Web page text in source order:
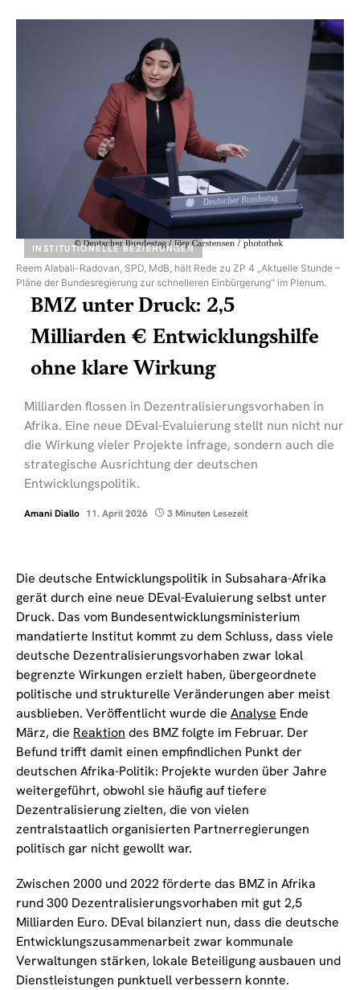
Reem Alabali-Radovan, SPD, MdB, hält Rede zu ZP 4 „Aktuelle Stunde –
Pläne der Bundesregierung zur schnelleren Einbürgerung“ im Plenum.
INSTITUTIONELLE BEZIEHUNGEN
BMZ unter Druck: 2,5
Milliarden € Entwicklungshilfe
ohne klare Wirkung
Milliarden flossen in Dezentralisierungsvorhaben in
Afrika. Eine neue DEval-Evaluierung stellt nun nicht nur
die Wirkung vieler Projekte infrage, sondern auch die
strategische Ausrichtung der deutschen
Entwicklungspolitik.
Amani Diallo 11. April 2026 3 Minuten Lesezeit
Die deutsche Entwicklungspolitik in Subsahara-Afrika
gerät durch eine neue DEval-Evaluierung selbst unter
Druck. Das vom Bundesentwicklungsministerium
mandatierte Institut kommt zu dem Schluss, dass viele
deutsche Dezentralisierungsvorhaben zwar lokal
begrenzte Wirkungen erzielt haben, übergeordnete
politische und strukturelle Veränderungen aber meist
ausblieben. Veröffentlicht wurde die Analyse Ende
März, die Reaktion des BMZ folgte im Februar. Der
Befund trifft damit einen empfindlichen Punkt der
deutschen Afrika-Politik: Projekte wurden über Jahre
weitergeführt, obwohl sie häufig auf tiefere
Dezentralisierung zielten, die von vielen
zentralstaatlich organisierten Partnerregierungen
politisch gar nicht gewollt war.
Zwischen 2000 und 2022 förderte das BMZ in Afrika
rund 300 Dezentralisierungsvorhaben mit gut 2,5
Milliarden Euro. DEval bilanziert nun, dass die deutsche
Entwicklungszusammenarbeit zwar kommunale
Verwaltungen stärken, lokale Beteiligung ausbauen und
Dienstleistungen punktuell verbessern konnte.